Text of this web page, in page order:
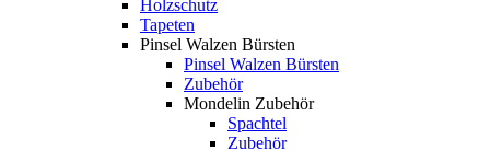
Holzschutz
Tapeten
Pinsel Walzen Bürsten
Pinsel Walzen Bürsten
Zubehör
Mondelin Zubehör
Spachtel
Zubehör